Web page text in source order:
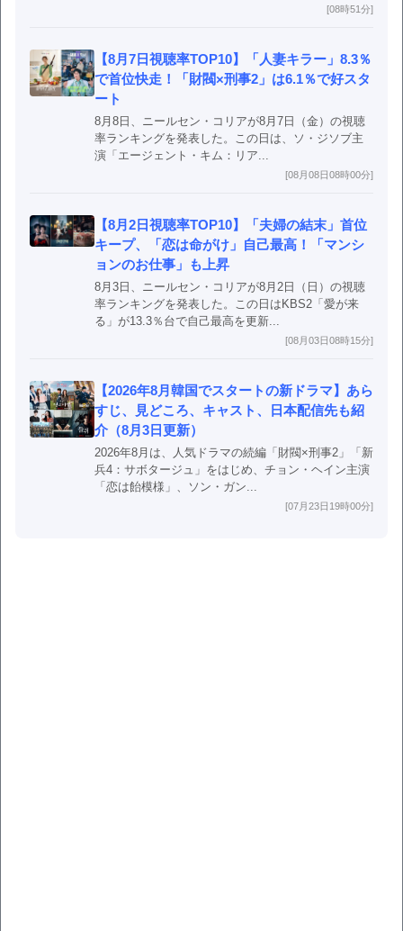
[08時51分]
【8月7日視聴率TOP10】「人妻キラー」8.3％
で首位快走！「財閥×刑事2」は6.1％で好スタ
ート
8月8日、ニールセン・コリアが8月7日（金）の視聴
率ランキングを発表した。この日は、ソ・ジソブ主
演「エージェント・キム：リア...
[08月08日08時00分]
【8月2日視聴率TOP10】「夫婦の結末」首位
キープ、「恋は命がけ」自己最高！「マンシ
ョンのお仕事」も上昇
8月3日、ニールセン・コリアが8月2日（日）の視聴
率ランキングを発表した。この日はKBS2「愛が来
る」が13.3％台で自己最高を更新...
[08月03日08時15分]
【2026年8月韓国でスタートの新ドラマ】あら
すじ、見どころ、キャスト、日本配信先も紹
介（8月3日更新）
2026年8月は、人気ドラマの続編「財閥×刑事2」「新
兵4：サボタージュ」をはじめ、チョン・ヘイン主演
「恋は飴模様」、ソン・ガン...
[07月23日19時00分]